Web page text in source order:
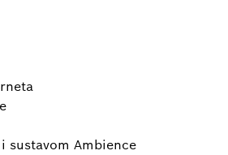
sustavom Ambience